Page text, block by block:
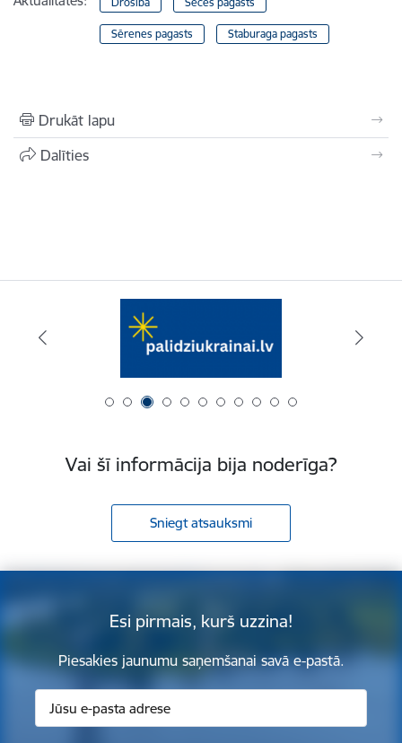
Sērenes pagasts Staburaga pagasts
Drukāt lapu
Dalīties
Vai šī informācija bija noderīga?
Sniegt atsauksmi
Esi pirmais, kurš uzzina!
Piesakies jaunumu saņemšanai savā e-pastā.